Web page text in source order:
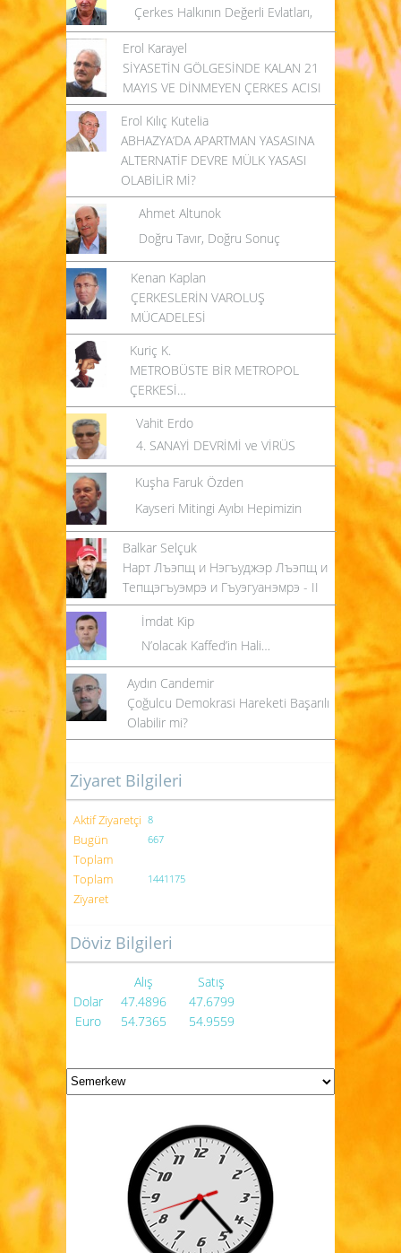
Çerkes Halkının Değerli Evlatları,
Erol Karayel
SİYASETİN GÖLGESİNDE KALAN 21
MAYIS VE DİNMEYEN ÇERKES ACISI
Erol Kılıç Kutelia
ABHAZYA’DA APARTMAN YASASINA
ALTERNATİF DEVRE MÜLK YASASI
OLABİLİR Mİ?
Ahmet Altunok
Doğru Tavır, Doğru Sonuç
Kenan Kaplan
ÇERKESLERİN VAROLUŞ
MÜCADELESİ
Kuriç K.
METROBÜSTE BİR METROPOL
ÇERKESİ…
Vahit Erdo
4. SANAYİ DEVRİMİ ve VİRÜS
Kuşha Faruk Özden
Kayseri Mitingi Ayıbı Hepimizin
Balkar Selçuk
Нарт Лъэпщ и Нэгъуджэр Лъэпщ и
Тепщэгъуэмрэ и Гъуэгуанэмрэ - II
İmdat Kip
N’olacak Kaffed’in Hali…
Aydın Candemir
Çoğulcu Demokrasi Hareketi Başarılı
Olabilir mi?
Ziyaret Bilgileri
Aktif Ziyaretçi 8
Bugün
Toplam
667
Toplam
Ziyaret
1441175
Döviz Bilgileri
Alış
Satış
Dolar
47.4896
47.6799
Euro
54.7365 54.9559